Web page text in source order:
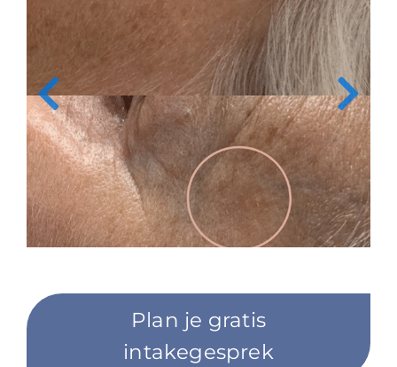
Over ons
Mijn account
Afspraak maken
Plan je gratis
intakegesprek